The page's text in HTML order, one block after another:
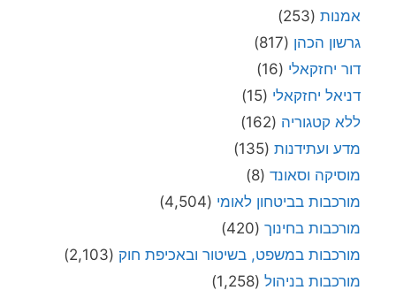
אמנות (253)
גרשון הכהן (817)
דור יחזקאלי (16)
דניאל יחזקאלי (15)
ללא קטגוריה (162)
מדע ועתידנות (135)
מוסיקה וסאונד (8)
מורכבות בביטחון לאומי (4,504)
מורכבות בחינוך (420)
מורכבות במשפט, בשיטור ובאכיפת חוק (2,103)
מורכבות בניהול (1,258)